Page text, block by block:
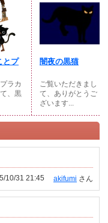
とプ
ラカ
、黒
闇夜の黒猫
ご覧いただきまし
て、ありがとうご
ざいます...
akifumi さん
10/31 21:45